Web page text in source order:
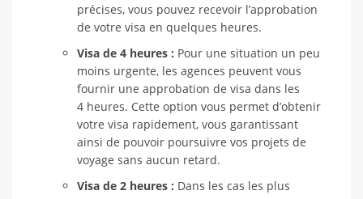
précises, vous pouvez recevoir l’approbation
de votre visa en quelques heures.
Visa de 4 heures : Pour une situation un peu
moins urgente, les agences peuvent vous
fournir une approbation de visa dans les
4 heures. Cette option vous permet d’obtenir
votre visa rapidement, vous garantissant
ainsi de pouvoir poursuivre vos projets de
voyage sans aucun retard.
Visa de 2 heures : Dans les cas les plus